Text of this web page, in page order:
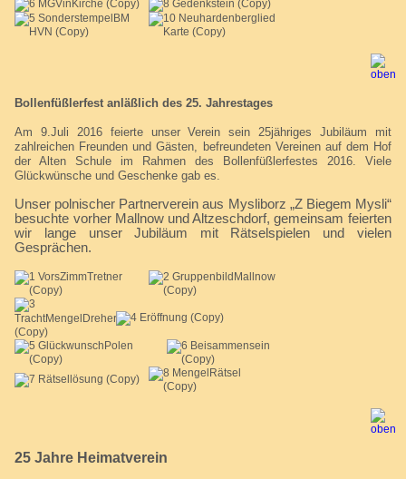
Bollenfüßlerfest anläßlich des 25. Jahrestages
Am 9.Juli 2016 feierte unser Verein sein 25jähriges Jubiläum mit
zahlreichen Freunden und Gästen, befreundeten Vereinen auf dem Hof
der Alten Schule im Rahmen des Bollenfüßlerfestes 2016. Viele
Glückwünsche und Geschenke gab es.
Unser polnischer Partnerverein aus Mysliborz „Z Biegem Mysli“
besuchte vorher Mallnow und Altzeschdorf, gemeinsam feierten
wir lange unser Jubiläum mit Rätselspielen und vielen
Gesprächen.
25 Jahre Heimatverein